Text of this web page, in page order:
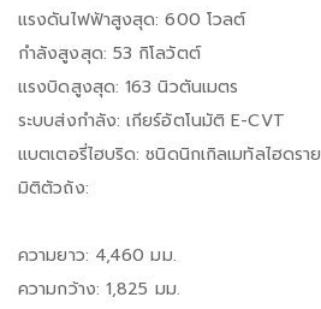
แรงดันไฟฟ้าสูงสุด: 600 โวลต์
กำลังสูงสุด: 53 กิโลวัตต์
แรงบิดสูงสุด: 163 นิวตันเมตร
ระบบส่งกำลัง: เกียร์อัตโนมัติ E-CVT
แบตเตอรี่ไฮบริด: ชนิดนิกเกิลเมทัลไฮดราย
มิติตัวถัง:
ความยาว: 4,460 มม.
ความกว้าง: 1,825 มม.